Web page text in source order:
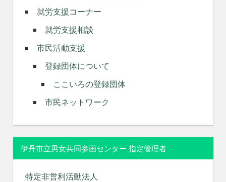
就労支援コーナー
就労支援相談
市民活動支援
登録団体について
ここいろの登録団体
市民ネットワーク
伊丹市立男女共同参画センター 指定管理者
特定非営利活動法人